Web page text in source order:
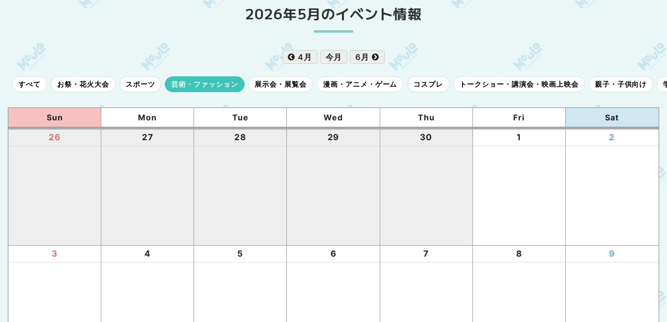
2026年5月のイベント情報
4月 今月 6月
すべて お祭・花火大会 スポーツ 芸術・ファッション 展示会・展覧会 漫画・アニメ・ゲーム コスプレ トークショー・講演会・映画上映会 親子・子供向け
Sun Mon Tue Wed Thu Fri
Sat
26
27 28 29 30 1 2
3 4 5 6 7 8 9